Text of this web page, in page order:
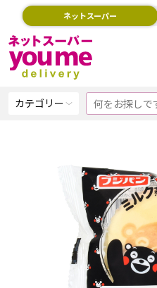
ネットスーパー
カテゴリー